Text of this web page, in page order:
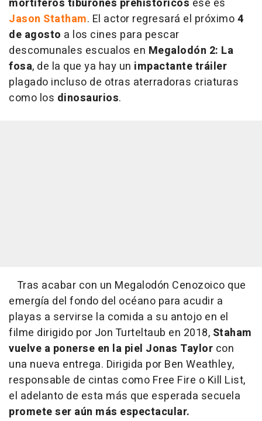
mortíferos tiburones prehistóricos ese es
Jason Statham. El actor regresará el próximo4
de agosto a los cines para pescar
descomunales escualos en Megalodón 2: La
fosa, de la que ya hay un impactante tráiler
plagado incluso de otras aterradoras criaturas
como los dinosaurios.
Tras acabar con un Megalodón Cenozoico que
emergía del fondo del océano para acudir a
playas a servirse la comida a su antojo en el
filme dirigido por Jon Turteltaub en 2018, Staham
vuelve a ponerse en la piel Jonas Taylor con
una nueva entrega. Dirigida por Ben Weathley,
responsable de cintas como Free Fire o Kill List,
el adelanto de esta más que esperada secuela
promete ser aún más espectacular.